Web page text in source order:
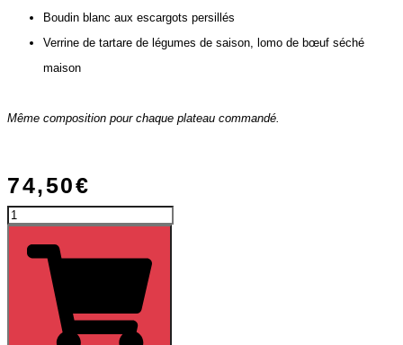
Boudin blanc aux escargots persillés
Verrine de tartare de légumes de saison, lomo de bœuf séché
maison
Même composition pour chaque plateau commandé.
74,50€
quantité
de
Menu
Prestige